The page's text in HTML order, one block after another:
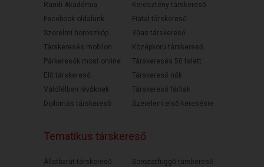
Randi Akadémia
Facebook oldalunk
Szerelmi horoszkóp
Társkeresés mobilon
Párkeresők most online
Elit társkereső
Válófélben lévőknek
Diplomás társkereső
Keresztény társkereső
Fiatal társkereső
30as társkereső
Középkorú társkereső
Társkeresés 50 felett
Társkereső nők
Társkereső férfiak
Szerelem első keresésre
Tematikus társkereső
Állatbarát társkereső
Sorozatfüggő társkereső